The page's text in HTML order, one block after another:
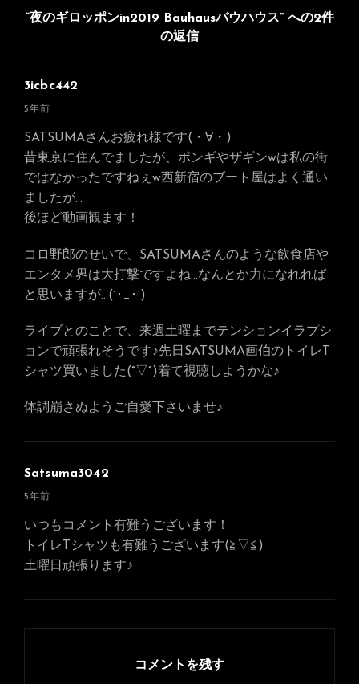
“夜のギロッポンin2019 Bauhausバウハウス” への2件
の返信
3icbc442
さ
の
発
言:
5年前
SATSUMAさんお疲れ様です(・∀・)
昔東京に住んでましたが、ポンギやザギンwは私の街
ではなかったですねぇw西新宿のブート屋はよく通い
ましたが…
後ほど動画観ます！
コロ野郎のせいで、SATSUMAさんのような飲食店や
エンタメ界は大打撃ですよね…なんとか力になれれば
と思いますが…(´･_･`)
ライブとのことで、来週土曜までテンションイラプシ
ョンで頑張れそうです♪先日SATSUMA画伯のトイレT
シャツ買いました(°▽°)着て視聴しようかな♪
体調崩さぬようご自愛下さいませ♪
Satsuma3042
さ
の
発
言:
5年前
いつもコメント有難うございます！
トイレTシャツも有難うございます(≧▽≦)
土曜日頑張ります♪
コメントを残す